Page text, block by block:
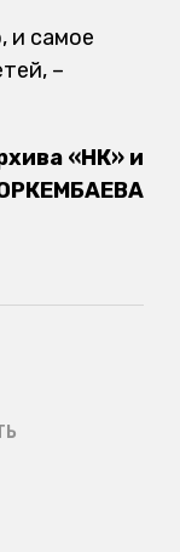
и самое
–
«НК» и